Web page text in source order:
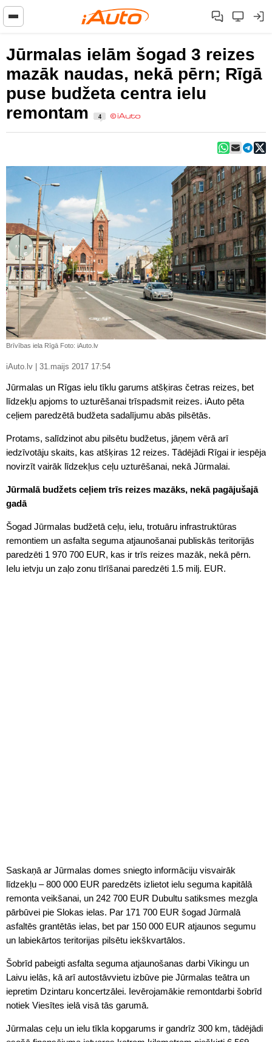
Jūrmalas ielām šogad 3 reizes
mazāk naudas, nekā pērn; Rīgā
puse budžeta centra ielu
remontam
4
Brīvības iela Rīgā Foto: iAuto.lv
iAuto.lv | 31.maijs 2017 17:54
Jūrmalas un Rīgas ielu tīklu garums atšķiras četras reizes, bet
līdzekļu apjoms to uzturēšanai trīspadsmit reizes. iAuto pēta
ceļiem paredzētā budžeta sadalījumu abās pilsētās.
Protams, salīdzinot abu pilsētu budžetus, jāņem vērā arī
iedzīvotāju skaits, kas atšķiras 12 reizes. Tādējādi Rīgai ir iespēja
novirzīt vairāk līdzekļus ceļu uzturēšanai, nekā Jūrmalai.
Jūrmalā budžets ceļiem trīs reizes mazāks, nekā pagājušajā
gadā
Šogad Jūrmalas budžetā ceļu, ielu, trotuāru infrastruktūras
remontiem un asfalta seguma atjaunošanai publiskās teritorijās
paredzēti 1 970 700 EUR, kas ir trīs reizes mazāk, nekā pērn.
Ielu ietvju un zaļo zonu tīrīšanai paredzēti 1.5 milj. EUR.
Saskaņā ar Jūrmalas domes sniegto informāciju visvairāk
līdzekļu – 800 000 EUR paredzēts izlietot ielu seguma kapitālā
remonta veikšanai, un 242 700 EUR Dubultu satiksmes mezgla
pārbūvei pie Slokas ielas. Par 171 700 EUR šogad Jūrmalā
asfaltēs grantētās ielas, bet par 150 000 EUR atjaunos segumu
un labiekārtos teritorijas pilsētu iekškvartālos.
Šobrīd pabeigti asfalta seguma atjaunošanas darbi Vikingu un
Laivu ielās, kā arī autostāvvietu izbūve pie Jūrmalas teātra un
iepretim Dzintaru koncertzālei. Ievērojamākie remontdarbi šobrīd
notiek Viesītes ielā visā tās garumā.
Jūrmalas ceļu un ielu tīkla kopgarums ir gandrīz 300 km, tādējādi